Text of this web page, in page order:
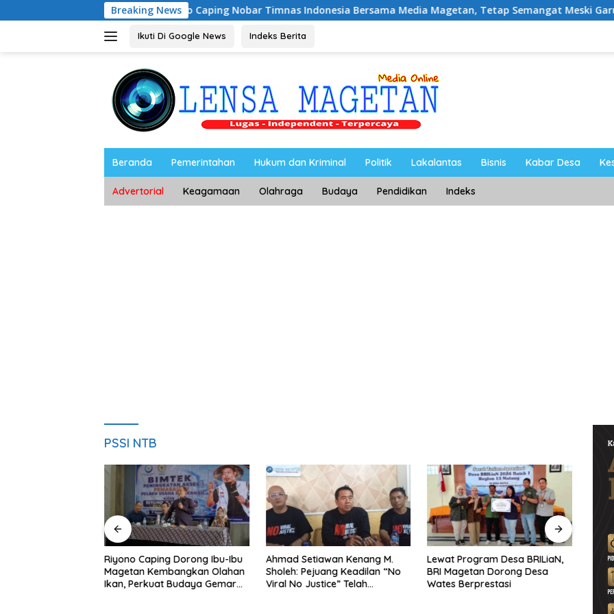
ke
Breaking News
Riyono Caping Nobar Timnas Indonesia Bersama Media Magetan, Tetap Semangat Meski Garuda Gagal Lolos
Ikuti Di Google News Indeks Berita
Beranda Pemerintahan Hukum dan Kriminal Politik Lakalantas Bisnis Kabar Desa
Advertorial Keagamaan Olahraga Budaya Pendidikan Indeks
PSSI NTB
Riyono Caping Dorong Ibu-Ibu
Magetan Kembangkan Olahan
Ikan, Perkuat Budaya Gemar
Ahmad Setiawan Kenang M.
Sholeh: Pejuang Keadilan “No
Viral No Justice” Telah
Lewat Program Desa BRILiaN,
BRI Magetan Dorong Desa
Wates Berprestasi